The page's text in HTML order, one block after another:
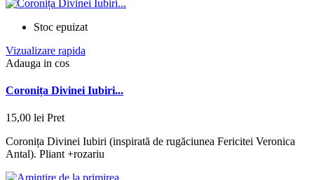
Stoc epuizat
Vizualizare rapida
Adauga in cos
Coronița Divinei Iubiri...
15,00 lei Pret
Coronița Divinei Iubiri (inspirată de rugăciunea Fericitei Veronica
Antal). Pliant +rozariu